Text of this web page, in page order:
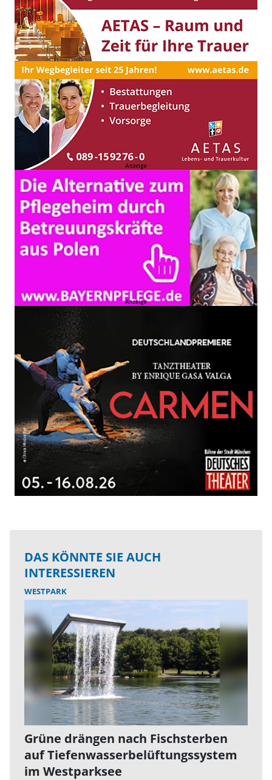
DAS KÖNNTE SIE AUCH
INTERESSIEREN
WESTPARK
Grüne drängen nach Fischsterben
auf Tiefenwasserbelüftungssystem
im Westparksee